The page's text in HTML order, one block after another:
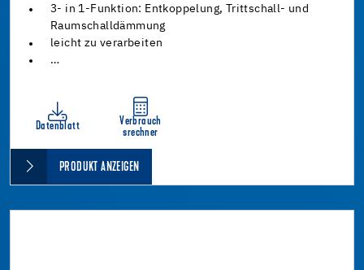
3- in 1-Funktion: Entkoppelung, Trittschall- und
Raumschalldämmung
leicht zu verarbeiten
…
Datenblatt
Verbrauch
srechner
PRODUKT ANZEIGEN